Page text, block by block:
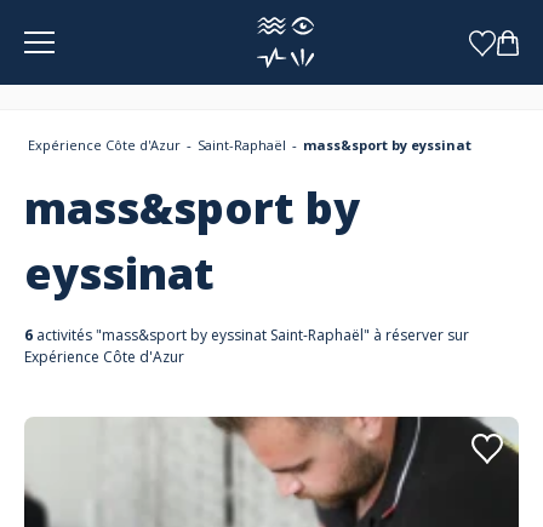
Panneau de gestion des cookies
Expérience Côte d'Azur Saint-Raphaël mass&sport by eyssinat
mass&sport by
eyssinat
6 activités "mass&sport by eyssinat Saint-Raphaël" à réserver sur
Expérience Côte d'Azur